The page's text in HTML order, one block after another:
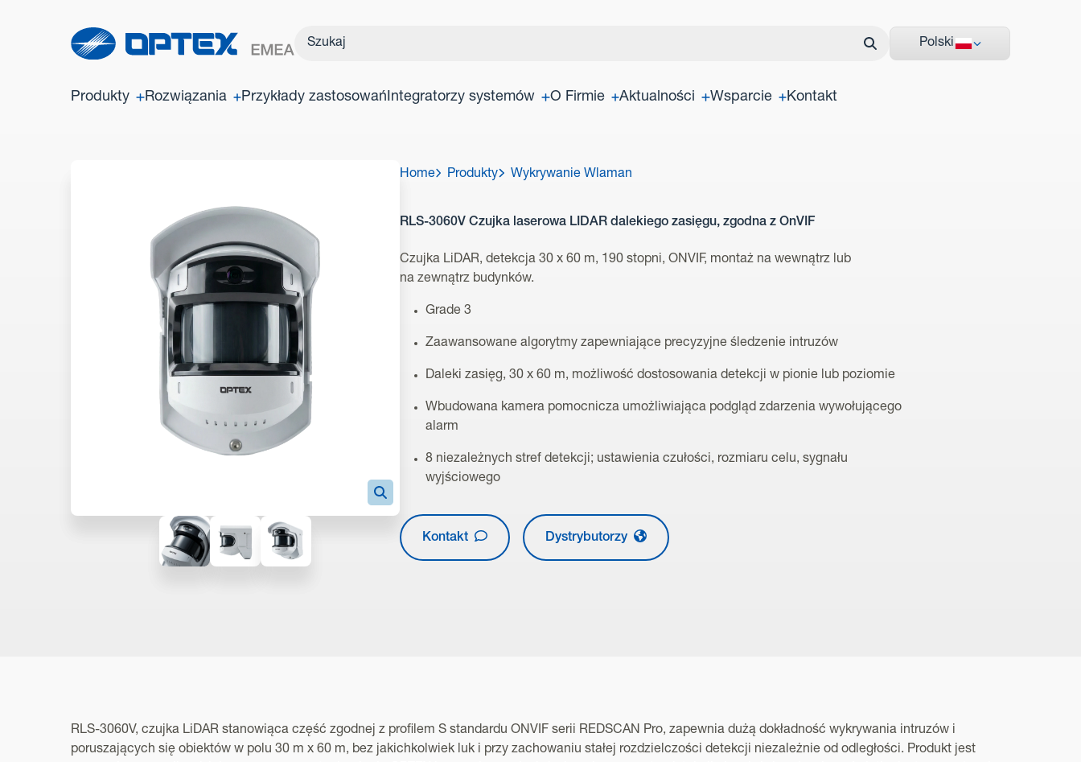
Polski
Produkty Rozwiązania Przykłady zastosowańIntegratorzy systemów O Firmie Aktualności Wsparcie Kontakt
Home Produkty Wykrywanie Wlaman
RLS-3060V Czujka laserowa LIDAR dalekiego zasięgu, zgodna z OnVIF
Czujka LiDAR, detekcja 30 x 60 m, 190 stopni, ONVIF, montaż na wewnątrz lub
na zewnątrz budynków.
Grade 3
Zaawansowane algorytmy zapewniające precyzyjne śledzenie intruzów
Daleki zasięg, 30 x 60 m, możliwość dostosowania detekcji w pionie lub poziomie
Wbudowana kamera pomocnicza umożliwiająca podgląd zdarzenia wywołującego
alarm
8 niezależnych stref detekcji; ustawienia czułości, rozmiaru celu, sygnału
wyjściowego
Kontakt Dystrybutorzy
RLS-3060V, czujka LiDAR stanowiąca część zgodnej z profilem S standardu ONVIF serii REDSCAN Pro, zapewnia dużą dokładność wykrywania intruzów i
poruszających się obiektów w polu 30 m x 60 m, bez jakichkolwiek luk i przy zachowaniu stałej rozdzielczości detekcji niezależnie od odległości. Produkt jest